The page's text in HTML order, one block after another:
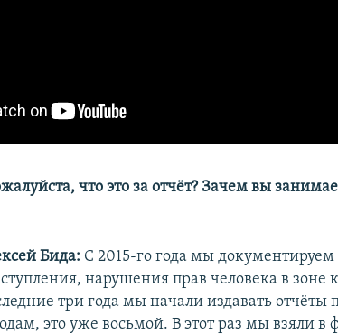
что это за отчёт? Зачем вы
Бида: С 2015-го года мы
нарушения прав человека в зоне
три года мы начали издавать отчёты
это уже восьмой. В этот раз мы взяли в